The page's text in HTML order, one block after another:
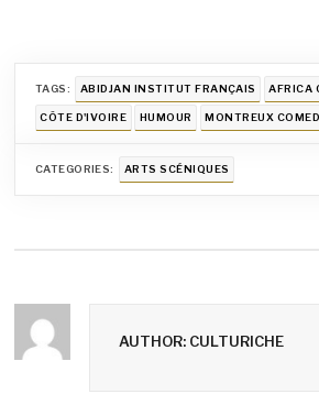
TAGS: ABIDJAN INSTITUT FRANÇAIS AFRICA
CÔTE D'IVOIRE HUMOUR MONTREUX
CATEGORIES: ARTS SCÉNIQUES
AUTHOR: CULTURICHE